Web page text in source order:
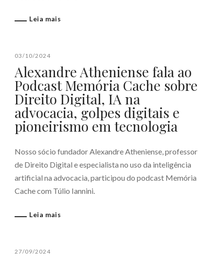
Leia mais
03/10/2024
Alexandre Atheniense fala ao
Podcast Memória Cache sobre
Direito Digital, IA na
advocacia, golpes digitais e
pioneirismo em tecnologia
Nosso sócio fundador Alexandre Atheniense, professor
de Direito Digital e especialista no uso da inteligência
artificial na advocacia, participou do podcast Memória
Cache com Túlio Iannini.
Leia mais
27/09/2024